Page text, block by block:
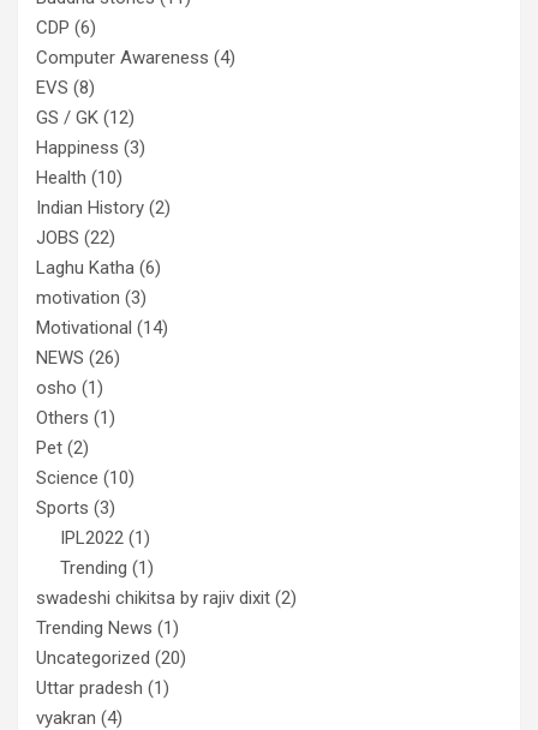
CDP (6)
Computer Awareness (4)
EVS (8)
GS / GK (12)
Happiness (3)
Health (10)
Indian History (2)
JOBS (22)
Laghu Katha (6)
motivation (3)
Motivational (14)
NEWS (26)
osho (1)
Others (1)
Pet (2)
Science (10)
Sports (3)
IPL2022 (1)
Trending (1)
swadeshi chikitsa by rajiv dixit (2)
Trending News (1)
Uncategorized (20)
Uttar pradesh (1)
vyakran (4)